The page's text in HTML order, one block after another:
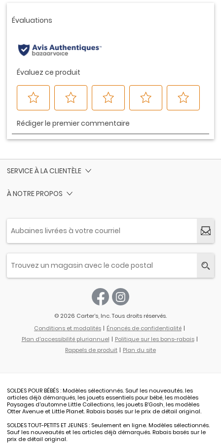
la
SERVICE À LA CLIENTÈLE
À NOTRE PROPOS
© 2026 Carter’s, Inc. Tous droits réservés.
Conditions et modalités
Énoncés de confidentialité
Plan d'accessibilité pluriannuel
Politique sur les bons-rabais
Rappels de produit
Plan du site
SOLDES POUR BÉBÉS : Modèles sélectionnés. Sauf les nouveautés. les
articles déjà démarqués, les jouets essentiels pour bébé, les modèles
Paysages d'automne Little Collections, les jouets B’Gosh, les modèles
Otter Avenue et Little Planet. Rabais basés sur le prix de détail original.
SOLDES TOUT-PETITS ET JEUNES : Seulement en ligne. Modèles sélectionnés.
Sauf les nouveautés et les articles déjà démarqués. Rabais basés sur le
prix de détail original.